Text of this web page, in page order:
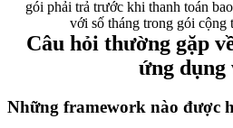
gói phải trả trước khi thanh toán
với số tháng trong gói cộng
Câu hỏi thường gặp
ứng dụng
Những framework nào được